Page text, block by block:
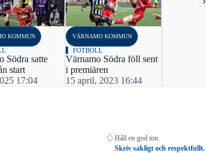
KOMMUN
Södra satte
start
17:04
VÄRNAMO KOMMUN
FOTBOLL
Värnamo Södra föll sent
i premiären
15 april, 2023 16:44
♢ Håll en god ton.
Skriv sakligt och respektfullt.